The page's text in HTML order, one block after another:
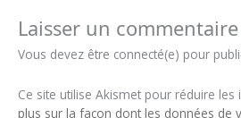
Laisser un commentaire
Vous devez être connecté(e) pour
Ce site utilise Akismet pour réduire les
plus sur la façon dont les données de